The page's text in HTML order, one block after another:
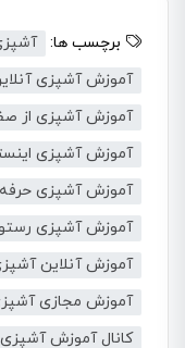
برچسب ها:
آموزش آشپزی
آموزش آشپزی از
آموزش آشپزی
آموزش آشپزی
آموزش آشپزی
آموزش آنلاین
آموزش مجازی
کانال آموزش آشپزی